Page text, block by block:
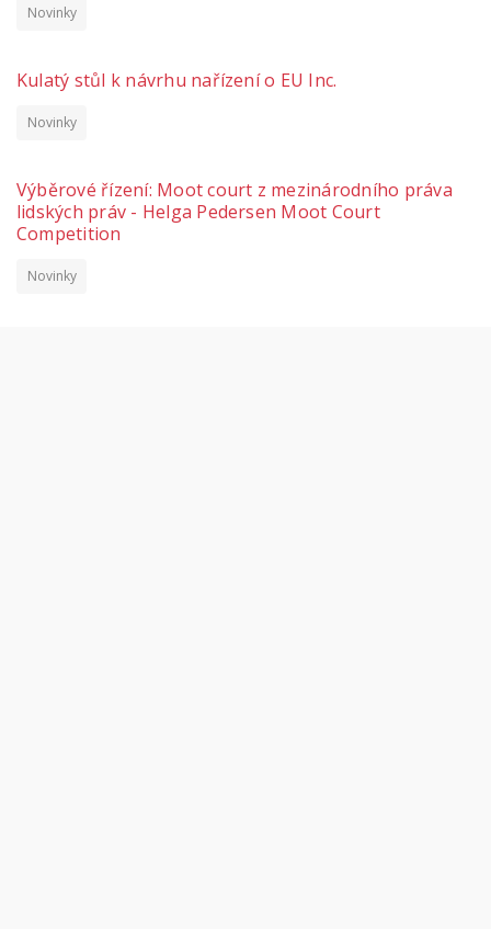
Novinky
Kulatý stůl k návrhu nařízení o EU Inc.
Novinky
Výběrové řízení: Moot court z mezinárodního práva
lidských práv - Helga Pedersen Moot Court
Competition
Novinky